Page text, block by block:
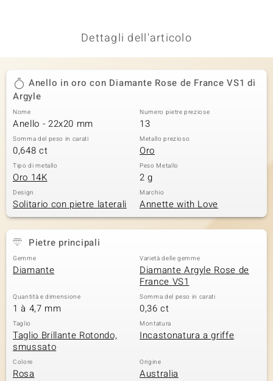
Dettagli dell'articolo
Anello in oro con Diamante Rose de France VS1 di
Argyle
Nome
Anello - 22x20 mm
Numero pietre preziose
13
Somma del peso in carati
0,648 ct
Metallo prezioso
Oro
Tipo di metallo
Oro 14K
Peso Metallo
2 g
Design
Solitario con pietre laterali
Marchio
Annette with Love
Pietre principali
Gemme
Diamante
Varietà delle gemme
Diamante Argyle Rose de
France VS1
Quantità e dimensione
1 à 4,7 mm
Somma del peso in carati
0,36 ct
Taglio
Taglio Brillante Rotondo,
smussato
Montatura
Incastonatura a griffe
Colore
Rosa
Origine
Australia